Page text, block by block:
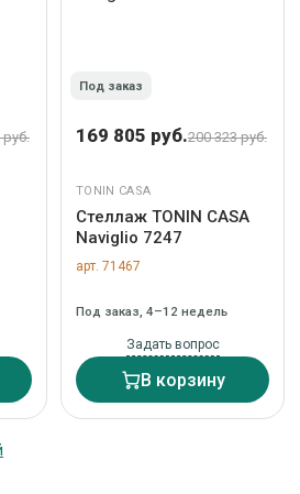
руб.
Под заказ
169 805 руб.200 323 руб.
TONIN CASA
Стеллаж TONIN CASA
Naviglio 7247
арт. 71467
Под заказ, 4–12 недель
Задать вопрос
В корзину